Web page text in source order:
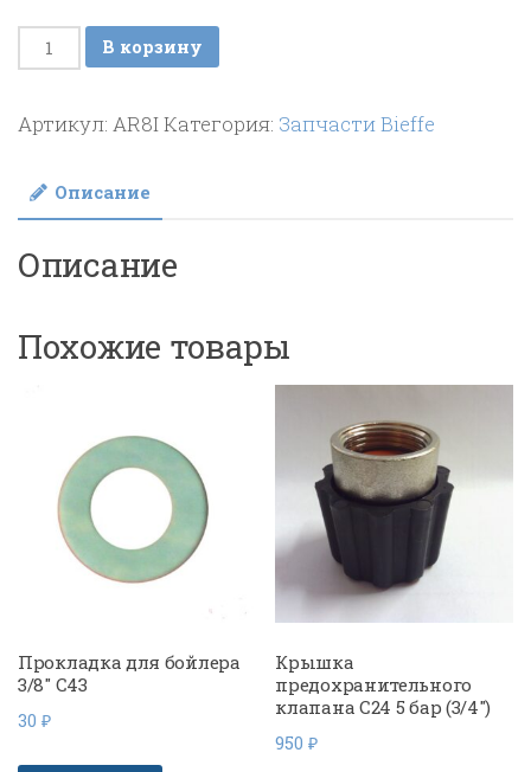
Количество
товара
для
тефлоновая
AR8I
IRONMASTER
20,5
В корзину
Артикул: AR8IКатегория: Запчасти Bieffe
Описание
Описание
Похожие товары
Прокладка для бойлера
3/8″ C43
30 ₽
Крышка
предохранительного
клапана C24 5 бар (3/4″)
950₽